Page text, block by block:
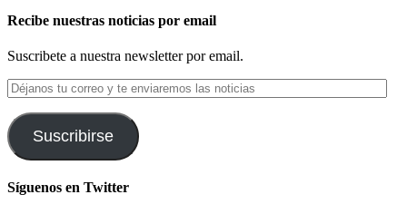
Recibe nuestras noticias por email
Suscribete a nuestra newsletter por email.
Déjanos
tu
correo
y
te
las
noticias
Suscribirse
Síguenos en Twitter